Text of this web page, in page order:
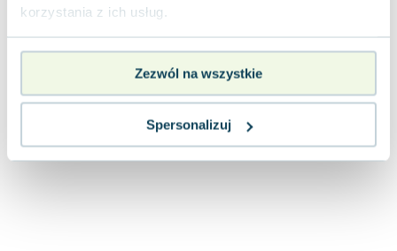
korzystania z ich usług.
Zezwól na wszystkie
Spersonalizuj
Lorraine Warren
Lucinda Riley